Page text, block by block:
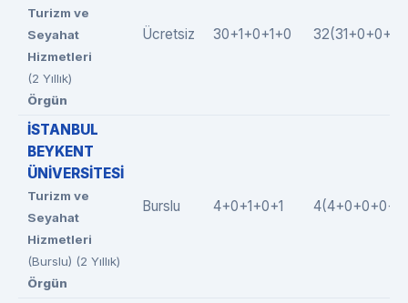
Turizm ve
Seyahat
Hizmetleri
(2 Yıllık)
Örgün
Ücretsiz 30+1+0+1+0
İSTANBUL
BEYKENT
ÜNİVERSİTESİ
Turizm ve
Seyahat
Hizmetleri
(Burslu) (2 Yıllık)
Örgün
Burslu 4+0+1+0+1